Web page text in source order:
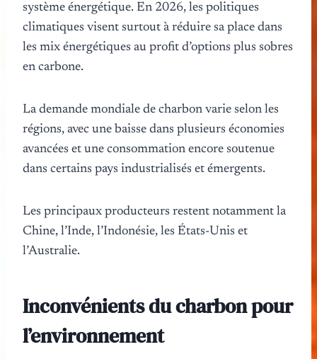
système énergétique. En 2026, les politiques
climatiques visent surtout à réduire sa place dans
les mix énergétiques au profit d’options plus sobres
en carbone.
La demande mondiale de charbon varie selon les
régions, avec une baisse dans plusieurs économies
avancées et une consommation encore soutenue
dans certains pays industrialisés et émergents.
Les principaux producteurs restent notamment la
Chine, l’Inde, l’Indonésie, les États-Unis et
l’Australie.
Inconvénients du charbon pour
l’environnement